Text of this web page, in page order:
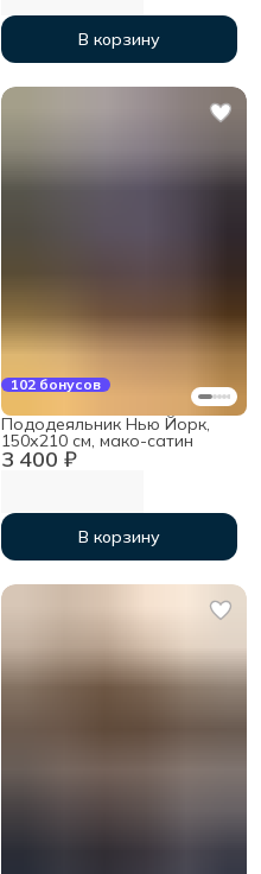
В корзину
102 бонусов
3 400 ₽
Пододеяльник Нью Йорк,
150х210 см, мако-сатин
В корзину